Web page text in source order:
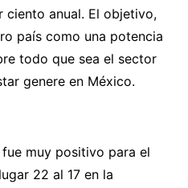
ciento anual. El objetivo,
país como una potencia
todo que sea el sector
genere en México.
muy positivo para el
22 al 17 en la